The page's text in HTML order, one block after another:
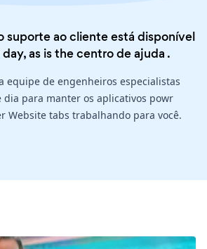
suporte ao cliente está disponível
as is thecentro de ajuda .
equipe de engenheiros especialistas
para manter os aplicativos powr
Website tabs trabalhando para você.